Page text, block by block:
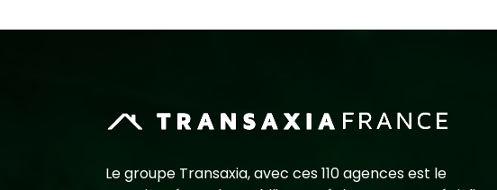
Le groupe Transaxia, avec ces 110 agences est le